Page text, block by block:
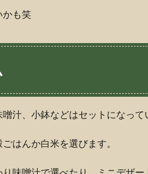
かも笑
汁、小鉢などはセットになって
はんか白米を選びます。